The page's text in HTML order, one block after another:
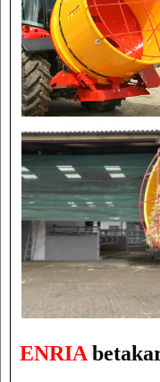
ENRIA